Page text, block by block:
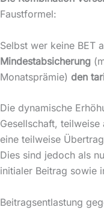
Faustformel:
Selbst wer keine BET
Mindestabsicherung
Monatsprämie) den
Die dynamische
Gesellschaft,
eine teilweise
Dies sind jedoch als
initialer Beitrag sowie
Beitragsentlastung